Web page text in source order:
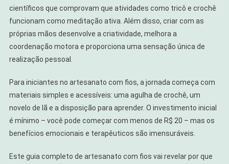
científicos que comprovam que atividades como tricô e crochê
funcionam como meditação ativa. Além disso, criar com as
próprias mãos desenvolve a criatividade, melhora a
coordenação motora e proporciona uma sensação única de
realização pessoal.
Para iniciantes no artesanato com fios, a jornada começa com
materiais simples e acessíveis: uma agulha de crochê, um
novelo de lã e a disposição para aprender. O investimento inicial
é mínimo – você pode começar com menos de R$ 20 – mas os
benefícios emocionais e terapêuticos são imensuráveis.
Este guia completo de artesanato com fios vai revelar por que